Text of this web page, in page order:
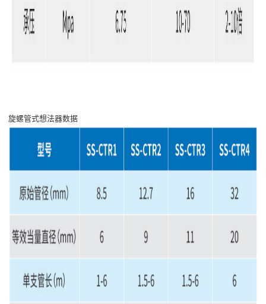
旋螺管式想法器数据